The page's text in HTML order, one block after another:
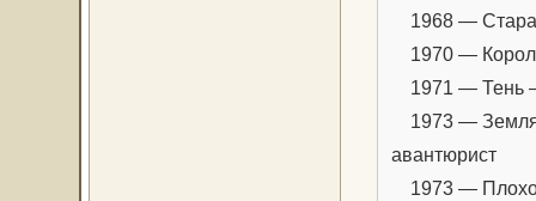
1968 —
1970 —
1971 — Тень
1973 — Земля
авантюрист
1973 —